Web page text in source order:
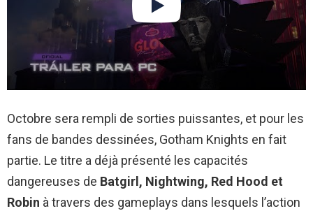
Octobre sera rempli de sorties puissantes, et pour les
fans de bandes dessinées, Gotham Knights en fait
partie. Le titre a déjà présenté les capacités
dangereuses de Batgirl, Nightwing, Red Hood et
Robin à travers des gameplays dans lesquels l’action